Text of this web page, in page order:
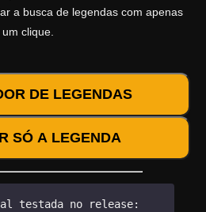
a busca de legendas com apenas
um clique.
DE LEGENDAS
SÓ A LEGENDA
testada no release: